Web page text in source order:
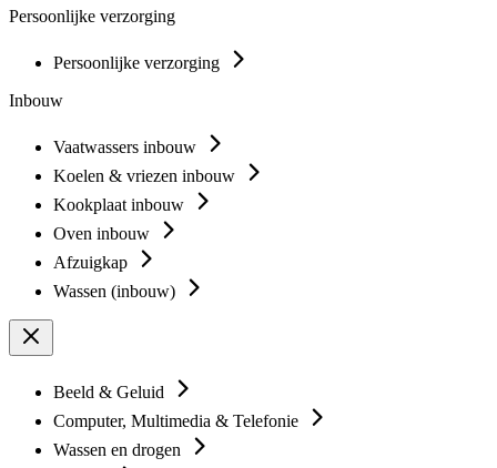
Persoonlijke verzorging
Persoonlijke verzorging
Inbouw
Vaatwassers inbouw
Koelen & vriezen inbouw
Kookplaat inbouw
Oven inbouw
Afzuigkap
Wassen (inbouw)
Beeld & Geluid
Computer, Multimedia & Telefonie
Wassen en drogen